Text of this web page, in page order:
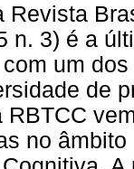
Revista
n. 3) é a
um
de
RBTCC
no